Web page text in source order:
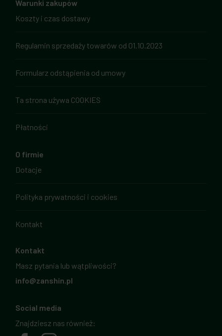
Warunki zakupów
Koszty i czas dostawy
Regulamin sprzedaży towarów od 01.10.2023
Formularz odstąpienia od umowy
Ta strona używa COOKIES
Płatności
O firmie
Dotacje
Polityka prywatności i cookies
Kontakt
Kontakt
Masz pytania lub wątpliwości?
info@zanshin.pl
Social media
Znajdziesz nas również: